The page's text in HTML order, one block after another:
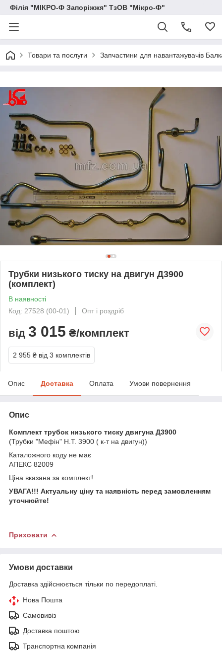
Філія "МІКРО-Ф Запоріжжя" ТзОВ "Мікро-Ф"
Товари та послуги Запчастини для навантажувачів
Трубки низького тиску на двигун Д3900
(комплект)
В наявності
Код: 27528 (00-01)
Опт і роздріб
від 3 015 ₴/комплект
2 955 ₴ від 3 комплектів
Опис Доставка Оплата Умови повернення
Опис
Комплект трубок низького тиску двигуна Д3900
(Трубки "Мефін" Н.Т. 3900 ( к-т на двигун))
Каталожного коду не має
АПЕКС 82009
Ціна вказана за комплект!
УВАГА!!! Актуальну ціну та наявність перед замовленням
уточнюйте!
Приховати
Умови доставки
Доставка здійснюється тільки по передоплаті.
Нова Пошта
Самовивіз
Доставка поштою
Транспортна компанія